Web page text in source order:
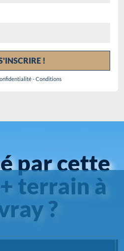
!
-Conditions
par cette
terrain à
?